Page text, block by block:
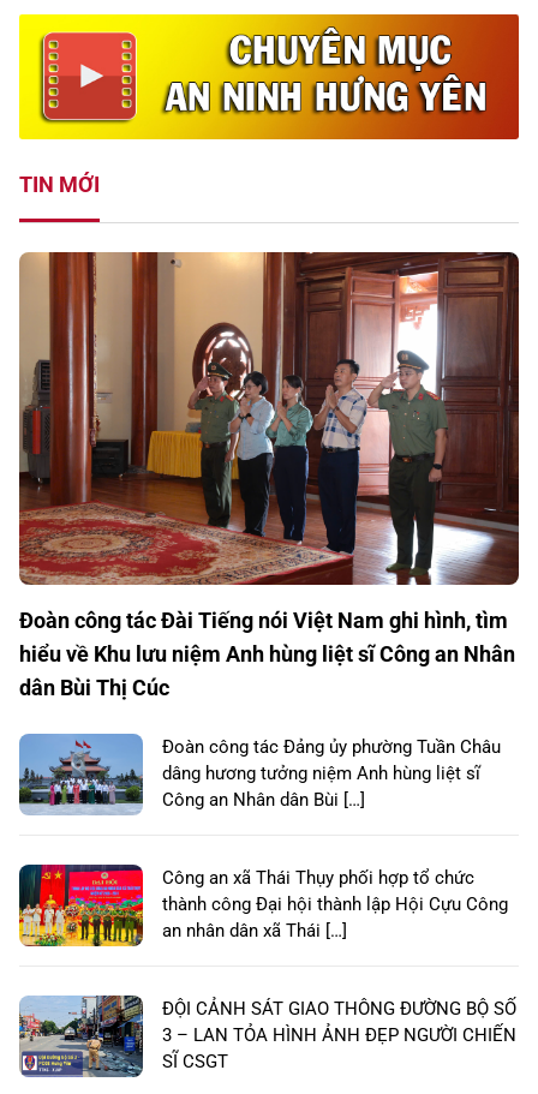
TIN MỚI
Đoàn công tác Đài Tiếng nói Việt Nam ghi hình, tìm
hiểu về Khu lưu niệm Anh hùng liệt sĩ Công an Nhân
dân Bùi Thị Cúc
Đoàn công tác Đảng ủy phường Tuần Châu
dâng hương tưởng niệm Anh hùng liệt sĩ
Công an Nhân dân Bùi […]
Công an xã Thái Thụy phối hợp tổ chức
thành công Đại hội thành lập Hội Cựu Công
an nhân dân xã Thái […]
ĐỘI CẢNH SÁT GIAO THÔNG ĐƯỜNG BỘ SỐ
3 – LAN TỎA HÌNH ẢNH ĐẸP NGƯỜI CHIẾN
SĨ CSGT